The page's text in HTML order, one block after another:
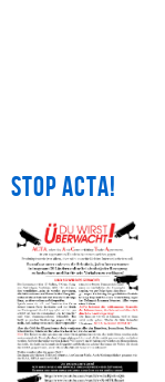
Stop ACTA!